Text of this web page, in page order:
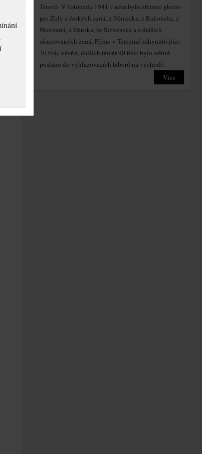
Terezii. V listopadu 1941 v něm bylo zřízeno ghetto
pro Židy z českých zemí, z Německa, z Rakouska, z
Nizozemí, z Dánska, ze Slovenska a z dalších
okupovaných zemí. Přímo v Terezíně zahynulo přes
30 tisíc vězňů, dalších téměr 90 tisíc bylo odtud
posláno do vyhlazovacích táborů na východě.
Více